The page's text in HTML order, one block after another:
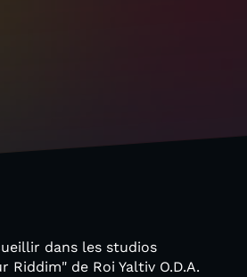
dans les studios
de Roi Yaltiv O.D.A.